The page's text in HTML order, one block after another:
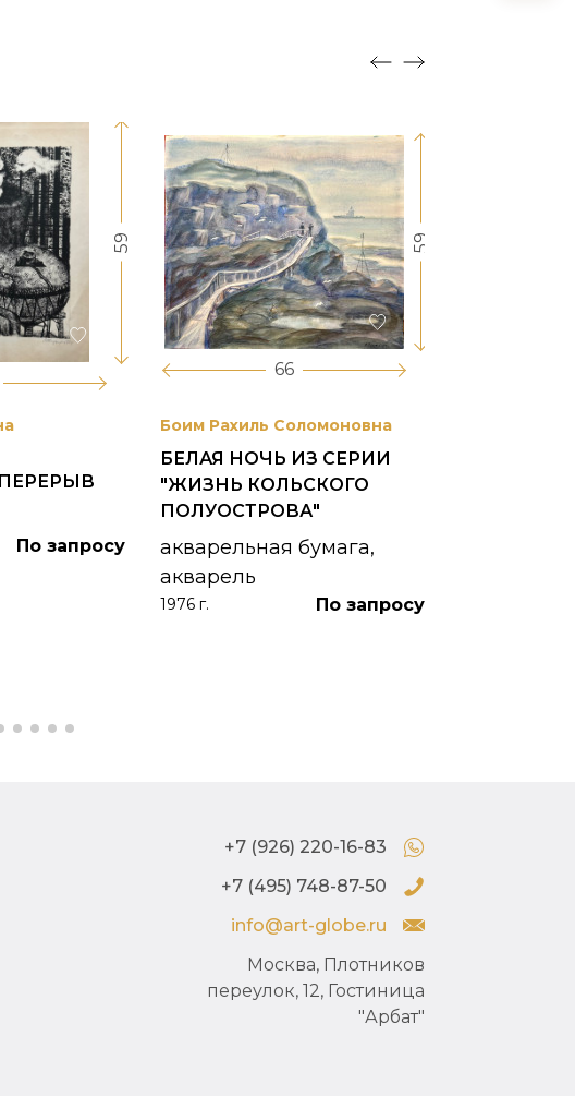
59
По запросу
66
59
Боим Рахиль Соломоновна
БЕЛАЯ НОЧЬ ИЗ СЕРИИ
"ЖИЗНЬ КОЛЬСКОГО
ПОЛУОСТРОВА"
акварельная бумага,
акварель
1976 г. По запросу
+7 (926) 220-16-83
+7 (495) 748-87-50
info@art-globe.ru
Москва, Плотников
переулок, 12, Гостиница
"Арбат"